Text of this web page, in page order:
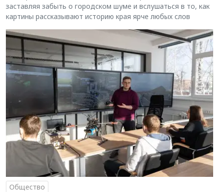
заставляя забыть о городском шуме и вслушаться в то, как
картины рассказывают историю края ярче любых слов
Общество